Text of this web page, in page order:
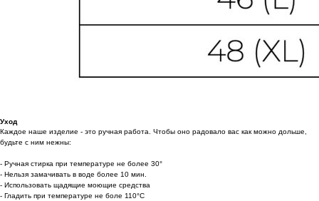
Уход
Каждое наше изделие - это ручная работа. Чтобы оно радовало вас как можно дольше,
будьте с ним нежны:
- Ручная стирка при температуре не более 30°
- Нельзя замачивать в воде более 10 мин.
- Использовать щадящие моющие средства
- Гладить при температуре не боле 110°С